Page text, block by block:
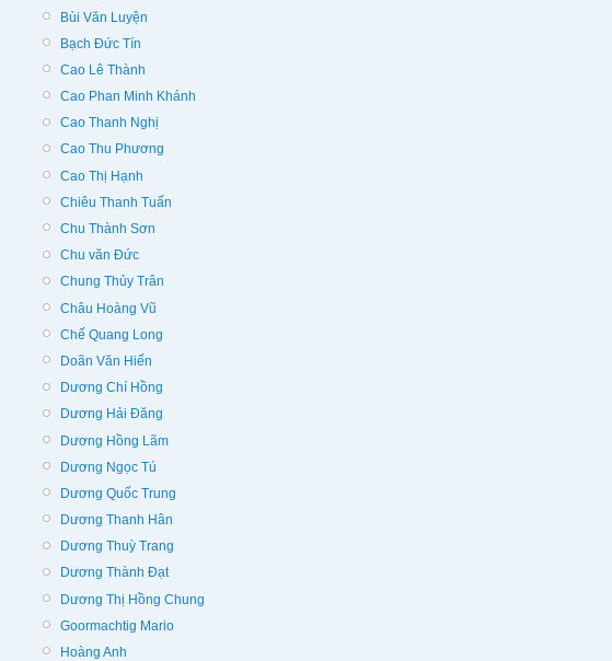
Bùi Văn Luyện
Bạch Đức Tín
Cao Lê Thành
Cao Phan Minh Khánh
Cao Thanh Nghị
Cao Thu Phương
Cao Thị Hạnh
Chiêu Thanh Tuấn
Chu Thành Sơn
Chu văn Đức
Chung Thủy Trân
Châu Hoàng Vũ
Chế Quang Long
Doãn Văn Hiến
Dương Chí Hồng
Dương Hải Đăng
Dương Hồng Lãm
Dương Ngọc Tú
Dương Quốc Trung
Dương Thanh Hân
Dương Thuỳ Trang
Dương Thành Đạt
Dương Thị Hồng Chung
Goormachtig Mario
Hoàng Anh